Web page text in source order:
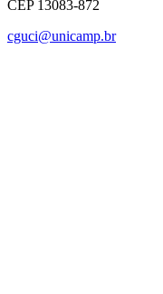
CEP 13083-872
cguci@unicamp.br